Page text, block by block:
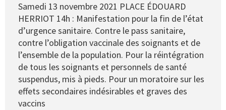
Samedi 13 novembre 2021 PLACE ÉDOUARD
HERRIOT 14h : Manifestation pour la fin de l’état
d’urgence sanitaire. Contre le pass sanitaire,
contre l’obligation vaccinale des soignants et de
l’ensemble de la population. Pour la réintégration
de tous les soignants et personnels de santé
suspendus, mis à pieds. Pour un moratoire sur les
effets secondaires indésirables et graves des
vaccins